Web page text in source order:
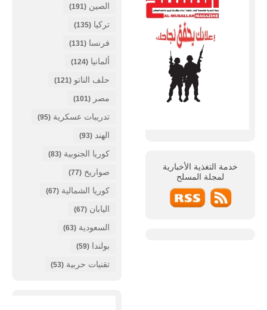
خدمة التغذية الأخبارية
لمجلة المسلح
الصين (191)
تركيا (135)
فرنسا (131)
ألمانيا (124)
حلف الناتو (121)
مصر (101)
تدريبات عسكرية (95)
الهند (93)
كوريا الجنوبية (83)
صواريخ (77)
كوريا الشمالية (67)
اليابان (67)
السعودية (63)
بولندا (59)
تقنيات حربية (53)